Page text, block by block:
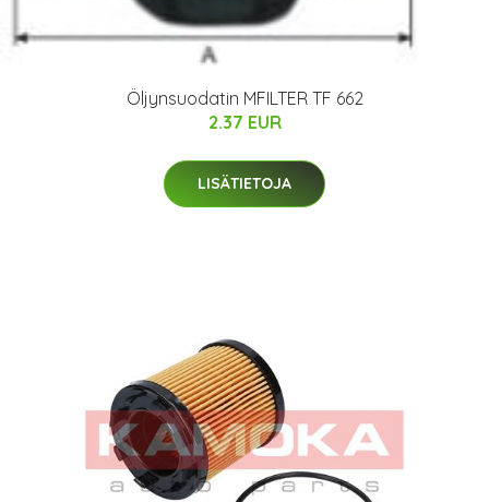
Öljynsuodatin MFILTER TF 662
2.37 EUR
LISÄTIETOJA